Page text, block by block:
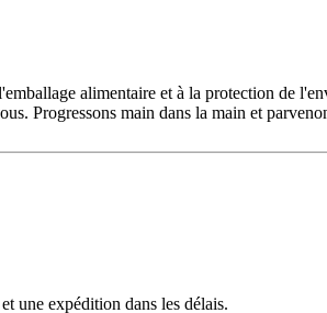
alimentaire et à la protection de
Progressons main dans la main et
une expédition dans les délais.